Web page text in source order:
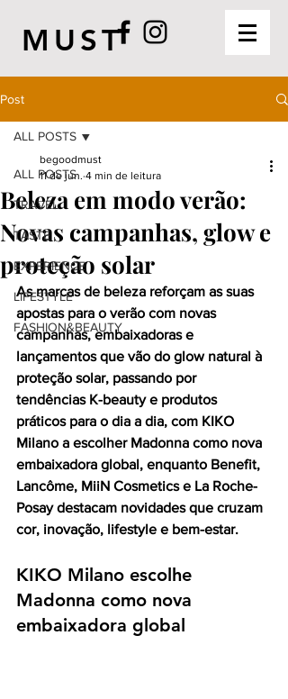
MUST
Post
ALL POSTS
TRAVEL
TASTE
EXPERIENCE
LIFESTYLE
FASHION&BEAUTY
ALL POSTS
Beleza em modo verão:
Novas campanhas, glow e
proteção solar
begoodmust
11 de jun. 4 min de leitura
As marcas de beleza reforçam as suas
apostas para o verão com novas
campanhas, embaixadoras e
lançamentos que vão do glow natural à
proteção solar, passando por
tendências K-beauty e produtos
práticos para o dia a dia, com KIKO
Milano a escolher Madonna como nova
embaixadora global, enquanto Benefit,
Lancôme, MiiN Cosmetics e La Roche-
Posay destacam novidades que cruzam
cor, inovação, lifestyle e bem-estar.
KIKO Milano escolhe
Madonna como nova
embaixadora global